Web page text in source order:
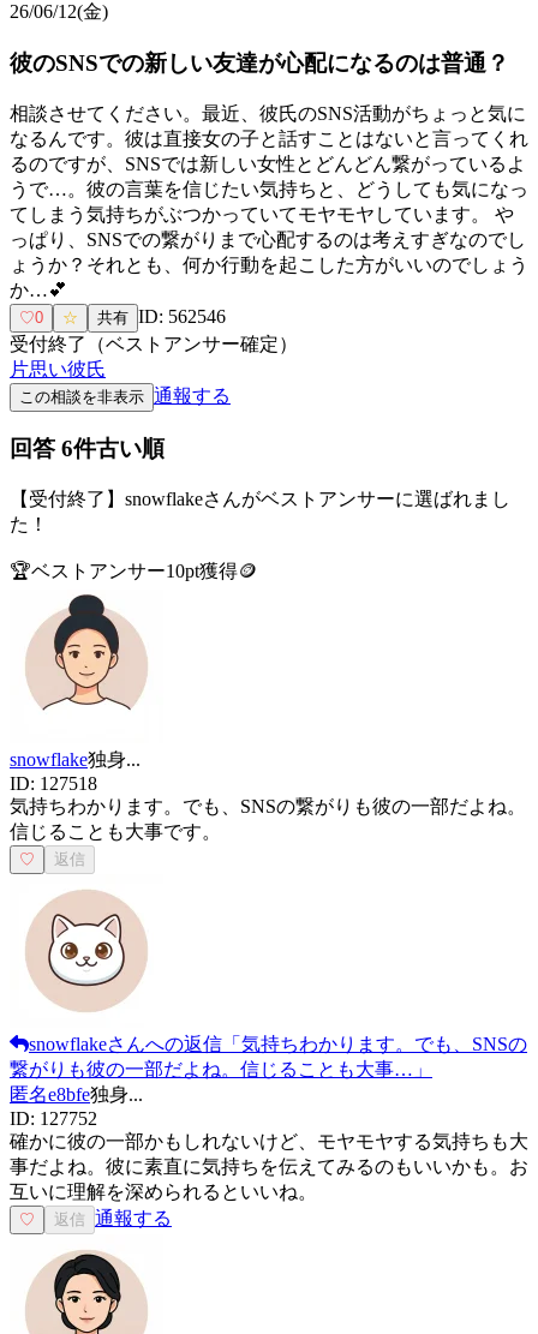
26/06/12(金)
彼のSNSでの新しい友達が心配になるのは普通？
相談させてください。最近、彼氏のSNS活動がちょっと気に
なるんです。彼は直接女の子と話すことはないと言ってくれ
るのですが、SNSでは新しい女性とどんどん繋がっているよ
うで…。彼の言葉を信じたい気持ちと、どうしても気になっ
てしまう気持ちがぶつかっていてモヤモヤしています。 や
っぱり、SNSでの繋がりまで心配するのは考えすぎなのでし
ょうか？それとも、何か行動を起こした方がいいのでしょう
か…💕
♡0 ☆ 共有 ID: 562546
受付終了（ベストアンサー確定）
片思い彼氏
この相談を非表示 通報する
回答 6件古い順
【受付終了】 snowflakeさんがベストアンサーに選ばれまし
た！
🏆ベストアンサー10pt獲得🪙
snowflake独身...
ID: 127518
気持ちわかります。でも、SNSの繋がりも彼の一部だよね。
信じることも大事です。
♡ 返信
snowflakeさんへの返信 「 気持ちわかります。でも、SNSの
繋がりも彼の一部だよね。信じることも大事… 」
匿名e8bfe独身...
ID: 127752
確かに彼の一部かもしれないけど、モヤモヤする気持ちも大
事だよね。彼に素直に気持ちを伝えてみるのもいいかも。お
互いに理解を深められるといいね。
♡ 返信 通報する